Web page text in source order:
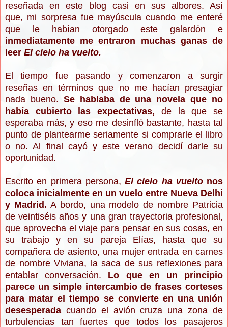
reseñada en este blog casi en sus albores. Así
que, mi sorpresa fue mayúscula cuando me enteré
que le habían otorgado este galardón e
inmediatamente me entraron muchas ganas de
leer El cielo ha vuelto.
El tiempo fue pasando y comenzaron a surgir
reseñas en términos que no me hacían presagiar
nada bueno. Se hablaba de una novela que no
había cubierto las expectativas, de la que se
esperaba más, y eso me desinfló bastante, hasta tal
punto de plantearme seriamente si comprarle el libro
o no. Al final cayó y este verano decidí darle su
oportunidad.
Escrito en primera persona, El cielo ha vueltonos
coloca inicialmente en un vuelo entre Nueva Delhi
y Madrid. A bordo, una modelo de nombre Patricia
de veintiséis años y una gran trayectoria profesional,
que aprovecha el viaje para pensar en sus cosas, en
su trabajo y en su pareja Elías, hasta que su
compañera de asiento, una mujer entrada en carnes
de nombre Viviana, la saca de sus reflexiones para
entablar conversación. Lo que en un principio
parece un simple intercambio de frases corteses
para matar el tiempo se convierte en una unión
desesperada cuando el avión cruza una zona de
turbulencias tan fuertes que todos los pasajeros